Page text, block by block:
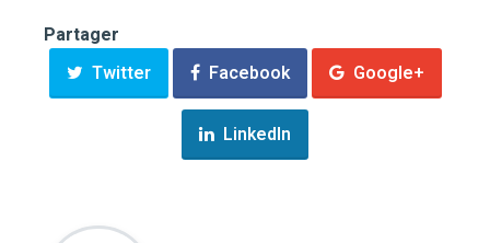
Partager
Twitter
Facebook Google+
LinkedIn